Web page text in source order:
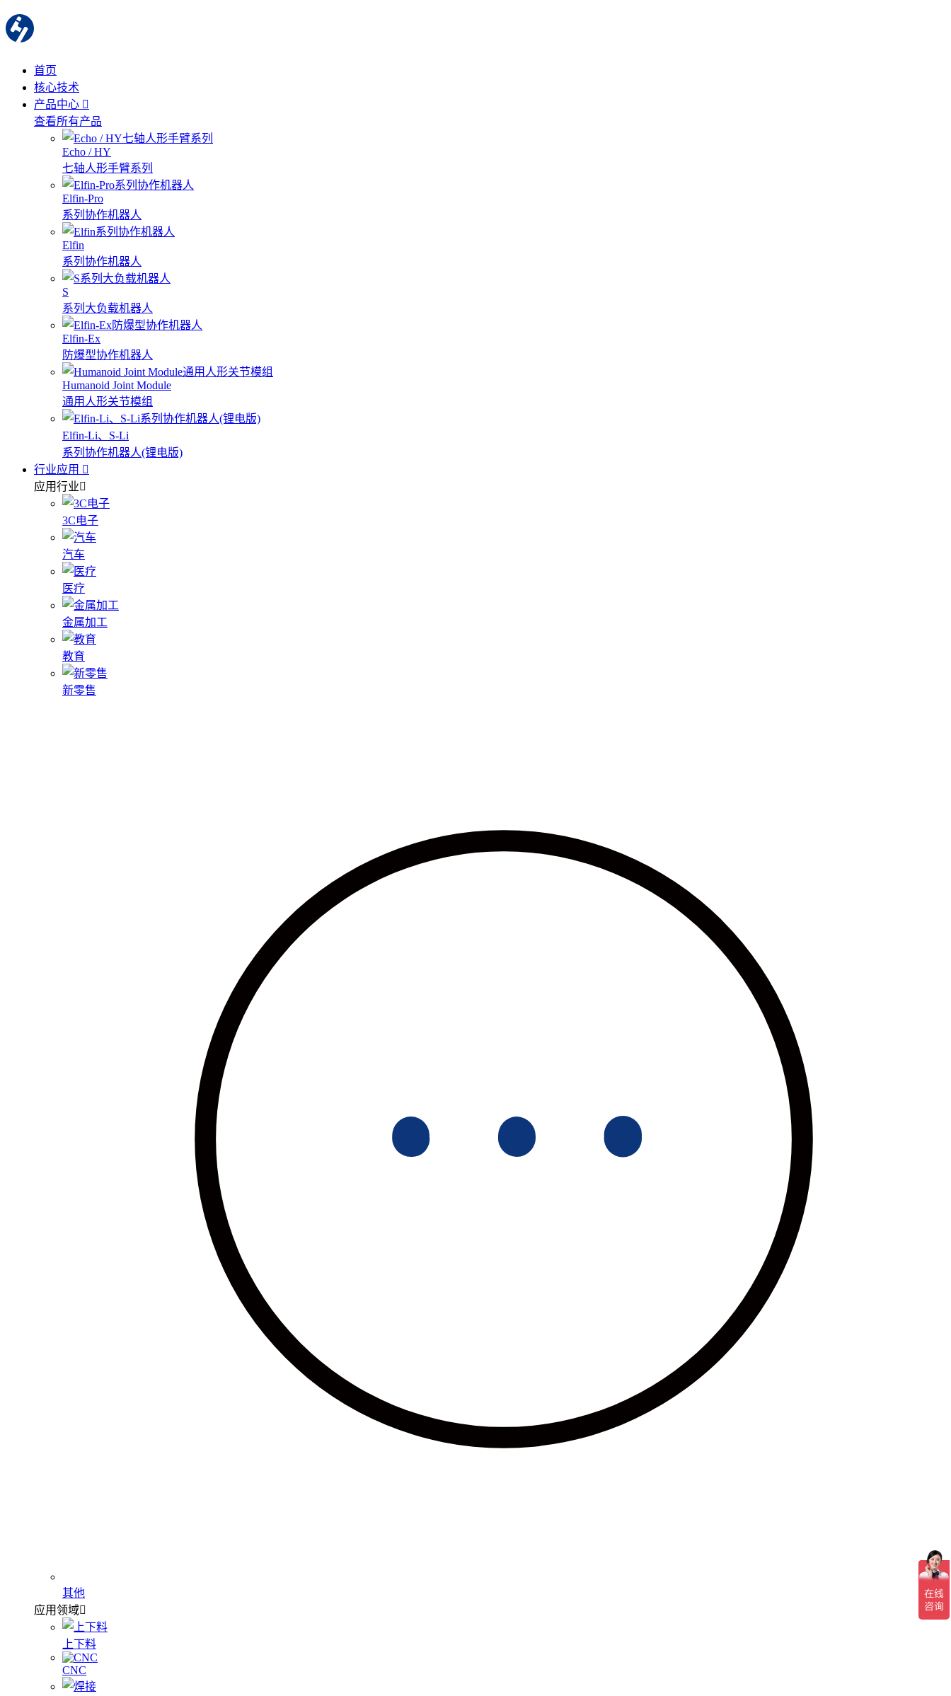
首页
核心技术
产品中心
查看所有产品
Echo / HY
七轴人形手臂系列
Elfin-Pro
系列协作机器人
Elfin
系列协作机器人
S
系列大负载机器人
Elfin-Ex
防爆型协作机器人
Humanoid Joint Module
通用人形关节模组
Elfin-Li、S-Li
系列协作机器人(锂电版)
行业应用
应用行业
3C电子
汽车
医疗
金属加工
教育
新零售
其他
应用领域
上下料
CNC